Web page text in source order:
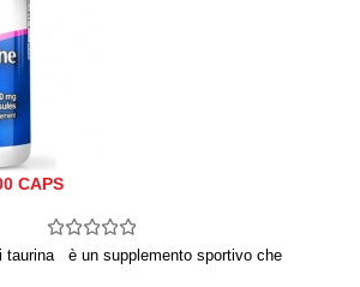
CAPS
taurina è un supplemento sportivo che